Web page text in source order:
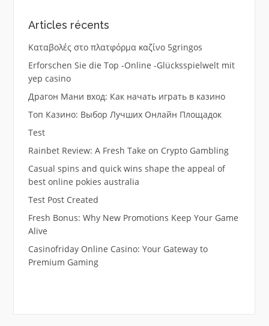
Articles récents
Καταβολές στο πλατφόρμα καζίνο 5gringos
Erforschen Sie die Top -Online -Glücksspielwelt mit
yep casino
Драгон Мани вход: Как начать играть в казино
Топ Казино: Выбор Лучших Онлайн Площадок
Test
Rainbet Review: A Fresh Take on Crypto Gambling
Casual spins and quick wins shape the appeal of
best online pokies australia
Test Post Created
Fresh Bonus: Why New Promotions Keep Your Game
Alive
Casinofriday Online Casino: Your Gateway to
Premium Gaming